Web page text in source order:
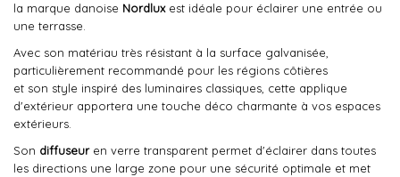
la marque danoise Nordluxest idéale pour éclairer une entrée ou
une terrasse.
Avec son matériau très résistant à la surface galvanisée,
particulièrement recommandé pour les régions côtières
et son style inspiré des luminaires classiques, cette applique
d'extérieur apportera une touche déco charmante à vos espaces
extérieurs.
Son diffuseuren verre transparent permet d'éclairer dans toutes
les directions une large zone pour une sécurité optimale et met